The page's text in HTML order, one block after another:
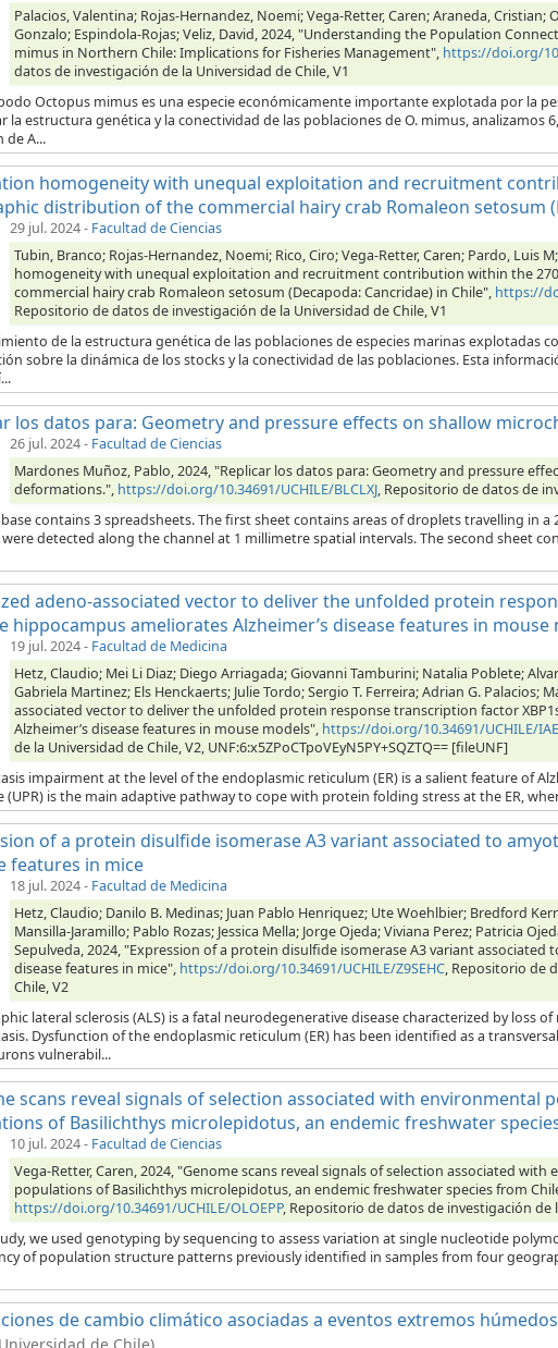
Palacios, Valentina; Rojas-Hernandez, Noemi; Vega-Retter, Caren; Araneda, Cristian;
Gonzalo; Espindola-Rojas; Veliz, David, 2024, "Understanding the Population
mimus in Northern Chile: Implications for Fisheries Management", https://doi.org/
datos de investigación de la Universidad de Chile, V1
Octopus mimus es una especie económicamente importante explotada por la
la estructura genética y la conectividad de las poblaciones de O. mimus, analizamos
de A...
homogeneity with unequal exploitation and recruitment
distribution of the commercial hairy crab Romaleon setosum
29 jul. 2024- Facultad de Ciencias
Tubin, Branco; Rojas-Hernandez, Noemi; Rico, Ciro; Vega-Retter, Caren; Pardo, Luis
homogeneity with unequal exploitation and recruitment contribution within the
commercial hairy crab Romaleon setosum (Decapoda: Cancridae) in Chile", https://
Repositorio de datos de investigación de la Universidad de Chile, V1
de la estructura genética de las poblaciones de especies marinas explotadas
sobre la dinámica de los stocks y la conectividad de las poblaciones. Esta
los datos para: Geometry and pressure effects on shallow
26 jul. 2024- Facultad de Ciencias
Mardones Muñoz, Pablo, 2024, "Replicar los datos para: Geometry and pressure
deformations.", https://doi.org/10.34691/UCHILE/BLCLXJ, Repositorio de datos de
contains 3 spreadsheets. The first sheet contains areas of droplets travelling in
detected along the channel at 1 millimetre spatial intervals. The second sheet
adeno-associated vector to deliver the unfolded protein
hippocampus ameliorates Alzheimer’s disease features in mouse
19 jul. 2024- Facultad de Medicina
Hetz, Claudio; Mei Li Diaz; Diego Arriagada; Giovanni Tamburini; Natalia Poblete;
Gabriela Martinez; Els Henckaerts; Julie Tordo; Sergio T. Ferreira; Adrian G. Palacios;
associated vector to deliver the unfolded protein response transcription factor
Alzheimer’s disease features in mouse models", https://doi.org/10.34691/UCHILE/
de la Universidad de Chile, V2, UNF:6:x5ZPoCTpoVEyN5PY+SQZTQ== [fileUNF]
impairment at the level of the endoplasmic reticulum (ER) is a salient feature of
(UPR) is the main adaptive pathway to cope with protein folding stress at the ER,
of a protein disulfide isomerase A3 variant associated to
features in mice
18 jul. 2024- Facultad de Medicina
Hetz, Claudio; Danilo B. Medinas; Juan Pablo Henriquez; Ute Woehlbier; Bredford
Mansilla-Jaramillo; Pablo Rozas; Jessica Mella; Jorge Ojeda; Viviana Perez; Patricia
Sepulveda, 2024, "Expression of a protein disulfide isomerase A3 variant
disease features in mice", https://doi.org/10.34691/UCHILE/Z9SEHC, Repositorio de
Chile, V2
lateral sclerosis (ALS) is a fatal neurodegenerative disease characterized by loss
Dysfunction of the endoplasmic reticulum (ER) has been identified as a
vulnerabil...
scans reveal signals of selection associated with environmental
of Basilichthys microlepidotus, an endemic freshwater
10 jul. 2024- Facultad de Ciencias
Vega-Retter, Caren, 2024, "Genome scans reveal signals of selection associated
populations of Basilichthys microlepidotus, an endemic freshwater species from
https://doi.org/10.34691/UCHILE/OLOEPP, Repositorio de datos de investigación de
we used genotyping by sequencing to assess variation at single nucleotide
of population structure patterns previously identified in samples from four
de cambio climático asociadas a eventos extremos